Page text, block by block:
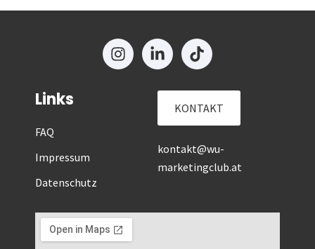
Links
FAQ
Impressum
Datenschutz
KONTAKT
kontakt@wu-
marketingclub.at